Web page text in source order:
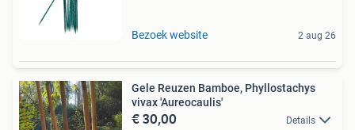
Bezoek website 2 aug 26
Gele Reuzen Bamboe, Phyllostachys
vivax 'Aureocaulis'
€ 30,00 Details